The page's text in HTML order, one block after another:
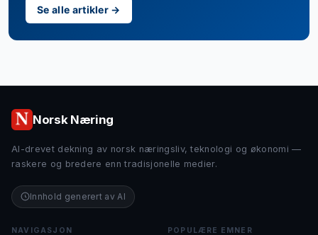
Se alle artikler →
Norsk Næring
AI-drevet dekning av norsk næringsliv, teknologi og økonomi —
raskere og bredere enn tradisjonelle medier.
Innhold generert av AI
NAVIGASJON POPULÆRE EMNER